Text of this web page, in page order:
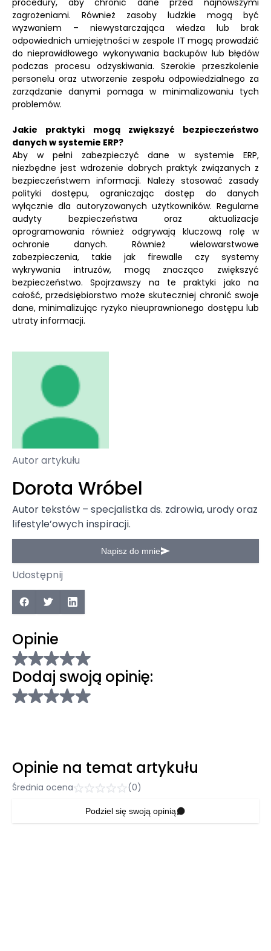
procedury, aby chronić dane przed najnowszymi
zagrożeniami. Również zasoby ludzkie mogą być
wyzwaniem – niewystarczająca wiedza lub brak
odpowiednich umiejętności w zespole IT mogą prowadzić
do nieprawidłowego wykonywania backupów lub błędów
podczas procesu odzyskiwania. Szerokie przeszkolenie
personelu oraz utworzenie zespołu odpowiedzialnego za
zarządzanie danymi pomaga w minimalizowaniu tych
problemów.
Jakie praktyki mogą zwiększyć bezpieczeństwo
danych w systemie ERP?
Aby w pełni zabezpieczyć dane w systemie ERP,
niezbędne jest wdrożenie dobrych praktyk związanych z
bezpieczeństwem informacji. Należy stosować zasady
polityki dostępu, ograniczając dostęp do danych
wyłącznie dla autoryzowanych użytkowników. Regularne
audyty bezpieczeństwa oraz aktualizacje
oprogramowania również odgrywają kluczową rolę w
ochronie danych. Również wielowarstwowe
zabezpieczenia, takie jak firewalle czy systemy
wykrywania intruzów, mogą znacząco zwiększyć
bezpieczeństwo. Spojrzawszy na te praktyki jako na
całość, przedsiębiorstwo może skuteczniej chronić swoje
dane, minimalizując ryzyko nieuprawnionego dostępu lub
utraty informacji.
Autor artykułu
Dorota Wróbel
Autor tekstów – specjalistka ds. zdrowia, urody oraz
lifestyle’owych inspiracji.
Napisz do mnie
Udostępnij
Opinie
Dodaj swoją opinię:
Opinie na temat artykułu
Średnia ocena (0)
Podziel się swoją opinią